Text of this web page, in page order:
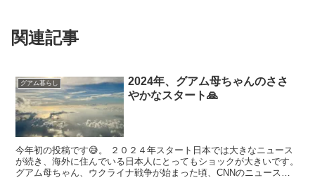
関連記事
グアム暮らし
2024年、グアム母ちゃんのささ
やかなスタート🙏
今年初の投稿です😅。 ２０２４年スタート日本では大きなニュース
が続き、海外に住んでいる日本人にとってもショックが大きいです。
グアム母ちゃん、ウクライナ戦争が始まった頃、CNNのニュースに